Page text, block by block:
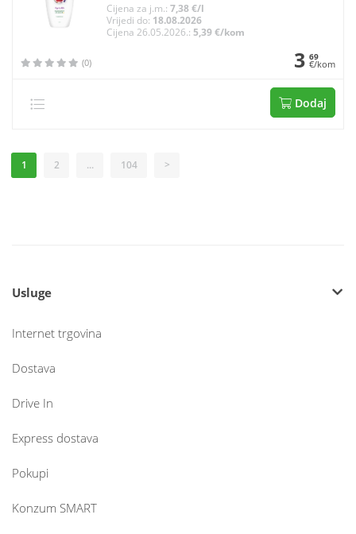
Cijena za j.m.: 7,38 €/l
Vrijedi do: 18.08.2026
Cijena 26.05.2026.: 5,39 €/kom
(0) 3 69
€/kom
Dodaj
1 2 ... 104 >
Usluge
Internet trgovina
Dostava
Drive In
Express dostava
Pokupi
Konzum SMART